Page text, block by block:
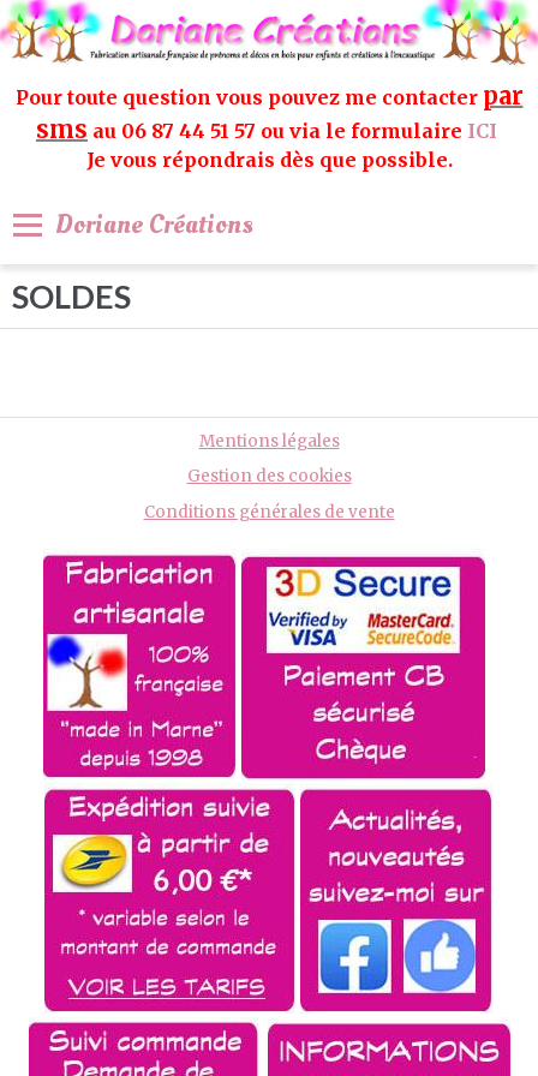
Pour toute question vous pouvez me contacter par
sms au 06 87 44 51 57 ou via le formulaire ICI
Je vous répondrais dès que possible.
Doriane Créations
SOLDES
Mentions légales
Gestion des cookies
Conditions générales de vente